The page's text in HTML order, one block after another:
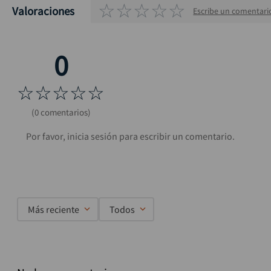
Valoraciones ☆☆☆☆☆ Escribe un
☆☆☆☆☆
(0 comentarios)
Más reciente Todos